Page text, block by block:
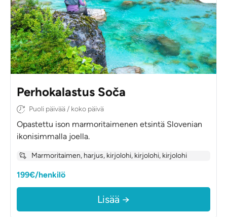
Perhokalastus Soča
Puoli päivää / koko päivä
Opastettu ison marmoritaimenen etsintä Slovenian
ikonisimmalla joella.
Marmoritaimen, harjus, kirjolohi, kirjolohi, kirjolohi
199€/henkilö
Lisää →